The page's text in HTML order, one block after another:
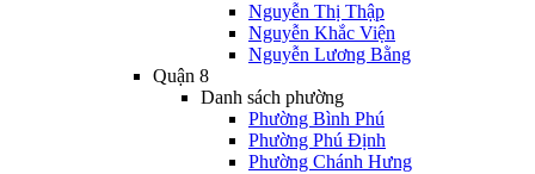
Nguyễn Thị Thập
Nguyễn Khắc Viện
Nguyễn Lương Bằng
Quận 8
Danh sách phường
Phường Bình Phú
Phường Phú Định
Phường Chánh Hưng